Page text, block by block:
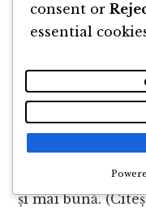
Și de fapt în fața
responsabilitatea
regrete.
Nu e nevoie să
încât ești cea
lucrând ca
și mai bună.
consent or
essential